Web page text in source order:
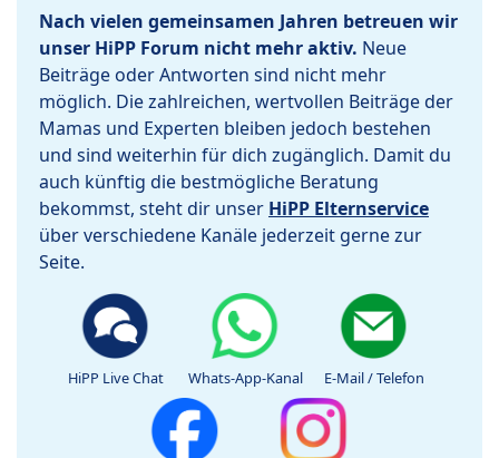
Nach vielen gemeinsamen Jahren betreuen wir
unser HiPP Forum nicht mehr aktiv. Neue
Beiträge oder Antworten sind nicht mehr
möglich. Die zahlreichen, wertvollen Beiträge der
Mamas und Experten bleiben jedoch bestehen
und sind weiterhin für dich zugänglich. Damit du
auch künftig die bestmögliche Beratung
bekommst, steht dir unser HiPP Elternservice
über verschiedene Kanäle jederzeit gerne zur
Seite.
HiPP Live Chat Whats-App-Kanal E-Mail / Telefon